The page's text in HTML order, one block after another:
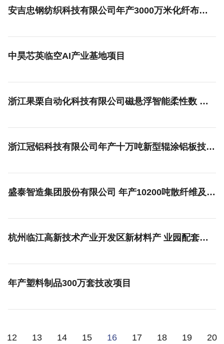
安吉忠钢纺织科技有限公司年产3000万米化纤布生产线技改项目（热定工艺技改项目）
中昊芯英临空AI产业基地项目
浙江果栗自动化科技有限公司磁悬浮智能柔性数 字化装备项目（一期）
浙江冠铝科技有限公司年产十万吨新型辊涂铝板技改项目非重大变动环境影响分析说明
盛泰智造集团股份有限公司 年产10200吨散纤维及纱线染色、1800吨针织面料染色、17500万米梭织面料染色（其中印花4000万米）、6500吨内衣染色技改项目非重大变动分析报告
杭州临江高新技术产业开发区新材料产 业园配套污水处理厂及附属设施工程 （一期）环境影响报告书
年产塑料制品300万套技改项目
12 13 14 15 16 17 18 19 20